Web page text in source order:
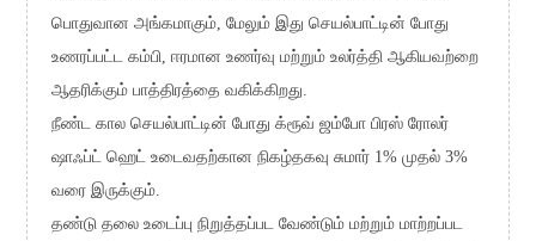
பொதுவான அங்கமாகும், மேலும் இது செயல்பாட்டின் போது
உணரப்பட்ட கம்பி, ஈரமான உணர்வு மற்றும் உலர்த்தி ஆகியவற்றை
ஆதரிக்கும் பாத்திரத்தை வகிக்கிறது.
நீண்ட கால செயல்பாட்டின் போது க்ரூவ் ஜம்போ பிரஸ் ரோலர்
ஷாஃப்ட் ஹெட் உடைவதற்கான நிகழ்தகவு சுமார் 1% முதல் 3%
வரை இருக்கும்.
தண்டு தலை உடைப்பு நிறுத்தப்பட வேண்டும் மற்றும் மாற்றப்பட